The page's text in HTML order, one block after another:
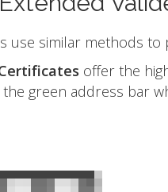
use similar methods
offer the
green address bar